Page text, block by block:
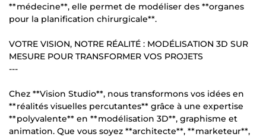
**médecine**, elle permet de modéliser des **organes
pour la planification chirurgicale**.
VOTRE VISION, NOTRE RÉALITÉ : MODÉLISATION 3D SUR
MESURE POUR TRANSFORMER VOS PROJETS
---
Chez **Vision Studio**, nous transformons vos idées en
**réalités visuelles percutantes** grâce à une expertise
**polyvalente** en **modélisation 3D**, graphisme et
animation. Que vous soyez **architecte**, **marketeur**,